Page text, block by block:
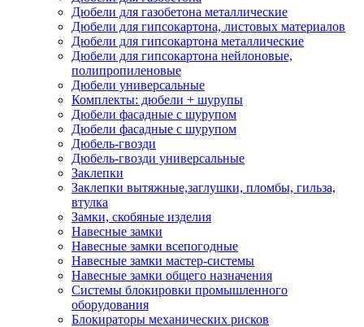
Дюбели для газобетона металлические
Дюбели для гипсокартона, листовых материалов
Дюбели для гипсокартона металлические
Дюбели для гипсокартона нейлоновые,
полипропиленовые
Дюбели универсальные
Комплекты: дюбели + шурупы
Дюбели фасадные с шурупом
Дюбели фасадные с шурупом
Дюбель-гвозди
Дюбель-гвозди универсальные
Заклепки
Заклепки вытяжные,заглушки, пломбы, гильза,
втулка
Замки, скобяные изделия
Навесные замки
Навесные замки всепогодные
Навесные замки мастер-системы
Навесные замки общего назначения
Системы блокировки промышленного
оборудования
Блокираторы механических рисков